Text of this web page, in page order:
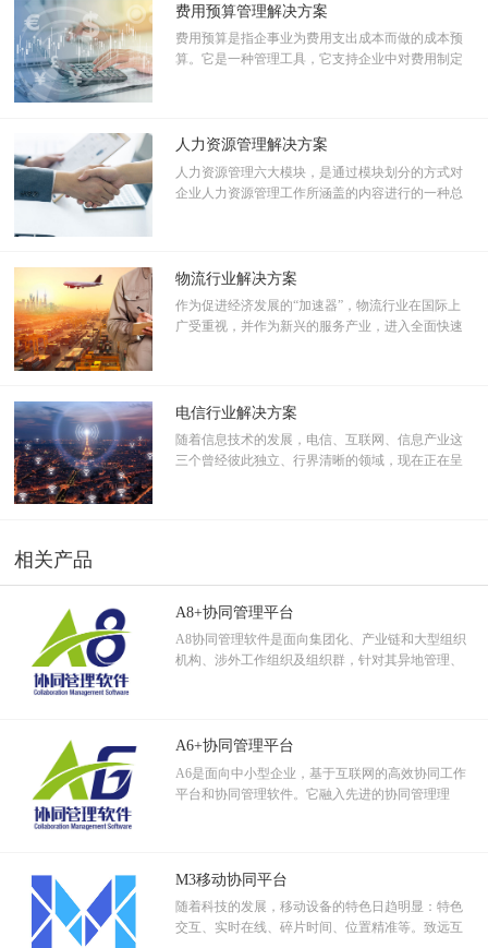
根据不同的业务情况通过审批有流程表单自动更新员工档案
费用预算管理解决方案
费用预算是指企事业为费用支出成本而做的成本预
算。它是一种管理工具，它支持企业中对费用制定
的监控，将实际完成情况与预算目标不断对照和分
析，从而及时指导经营活动的改善和调整，以帮助
管理者更加有效地管理企业和最大程度地实现战略
目标。
人力资源管理解决方案
人力资源管理六大模块，是通过模块划分的方式对
企业人力资源管理工作所涵盖的内容进行的一种总
物流行业解决方案
作为促进经济发展的“加速器”，物流行业在国际上
广受重视，并作为新兴的服务产业，进入全面快速
电信行业解决方案
随着信息技术的发展，电信、互联网、信息产业这
三个曾经彼此独立、行界清晰的领域，现在正在呈
相关产品
A8+协同管理平台
A8协同管理软件是面向集团化、产业链和大型组织
机构、涉外工作组织及组织群，针对其异地管理、
A6+协同管理平台
A6是面向中小型企业，基于互联网的高效协同工作
平台和协同管理软件。它融入先进的协同管理理
M3移动协同平台
随着科技的发展，移动设备的特色日趋明显：特色
交互、实时在线、碎片时间、位置精准等。致远互